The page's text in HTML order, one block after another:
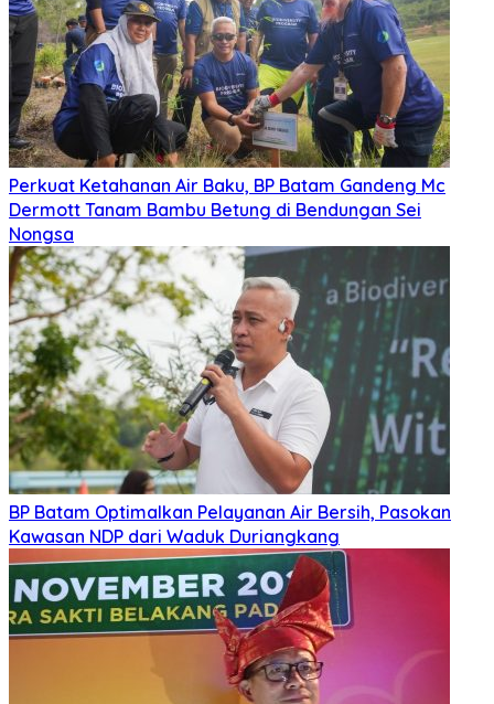
Perkuat Ketahanan Air Baku, BP Batam Gandeng Mc
Dermott Tanam Bambu Betung di Bendungan Sei
Nongsa
BP Batam Optimalkan Pelayanan Air Bersih, Pasokan
Kawasan NDP dari Waduk Duriangkang